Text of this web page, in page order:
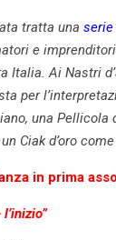
tratta una
e
Italia. Ai Nastri
per
, una Pellicola
Ciak d’oro
in prima